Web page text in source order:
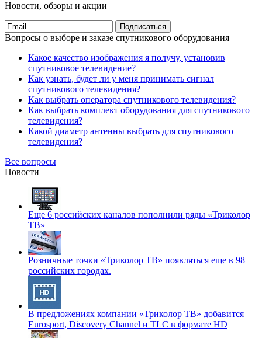
Новости, обзоры и акции
Подписаться
Вопросы о выборе и заказе спутникового оборудования
Какое качество изображения я получу, установив
спутниковое телевидение?
Как узнать, будет ли у меня принимать сигнал
спутникового телевидения?
Как выбрать оператора спутникового телевидения?
Как выбрать комплект оборудования для спутникового
телевидения?
Какой диаметр антенны выбрать для спутникового
телевидения?
Все вопросы
Новости
Еще 6 российских каналов пополнили ряды «Триколор
ТВ»
Розничные точки «Триколор ТВ» появляться еще в 98
российских городах.
В предложениях компании «Триколор ТВ» добавится
Eurosport, Discovery Channel и TLC в формате HD